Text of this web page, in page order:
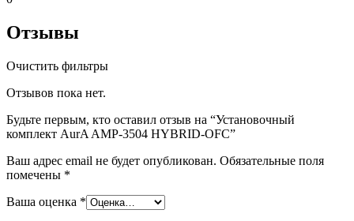
Отзывы
Очистить фильтры
Отзывов пока нет.
Будьте первым, кто оставил отзыв на “Установочный
комплект AurA AMP-3504 HYBRID-OFC”
Ваш адрес email не будет опубликован. Обязательные поля
помечены *
Ваша оценка *